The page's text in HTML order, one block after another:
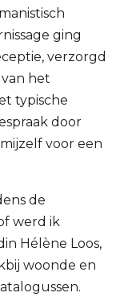
ging
verzorgd
het
typische
door
voor een
de
werd ik
Hélène Loos,
woonde en